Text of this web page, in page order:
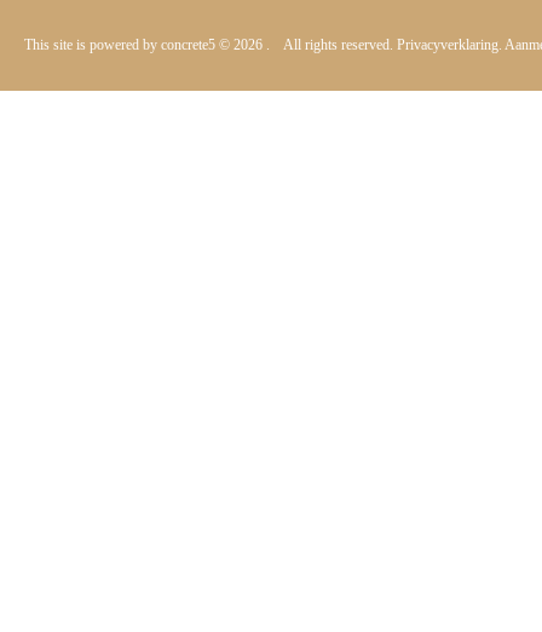
This site is powered by concrete5 © 2026 . All rights reserved. Privacyverklaring.